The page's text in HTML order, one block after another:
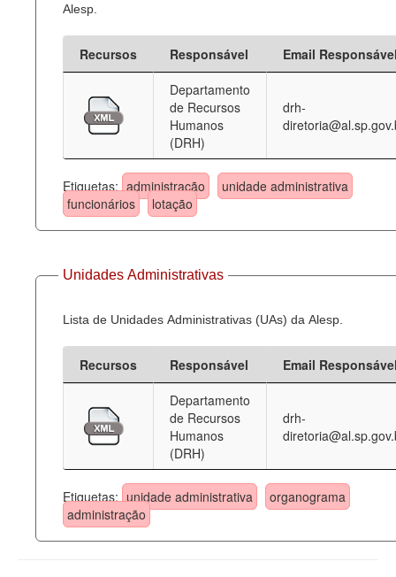
Alesp.
Recursos Responsável
Email
Departamento
de Recursos
Humanos
(DRH)
drh-
Etiquetas: administração
unidade administrativa
funcionários
lotação
Unidades Administrativas
Lista de Unidades Administrativas (UAs) da Alesp.
Recursos Responsável
Email
Departamento
de Recursos
Humanos
(DRH)
drh-
Etiquetas: unidade administrativa
organograma
administração